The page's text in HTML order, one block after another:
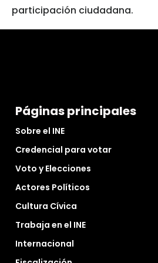
participación ciudadana.
Páginas principales
Sobre el INE
Credencial para votar
Voto y Elecciones
Actores Políticos
Cultura Cívica
Trabaja en el INE
Internacional